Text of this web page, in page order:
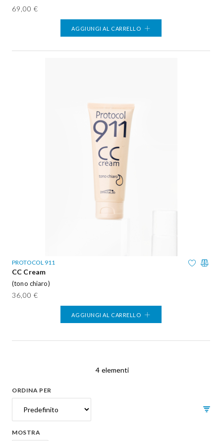
69,00 €
AGGIUNGI AL CARRELLO
PROTOCOL 911
CC Cream
(tono chiaro)
36,00 €
AGGIUNGI AL CARRELLO
ORDINA PER
4 elementi
MOSTRA